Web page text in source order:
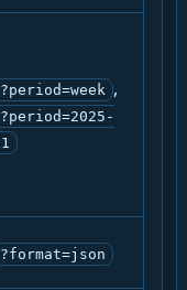
?period=week ,
?period=2025-
?format=json